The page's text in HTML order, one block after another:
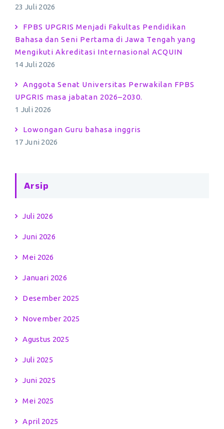
23 Juli 2026
FPBS UPGRIS Menjadi Fakultas Pendidikan
Bahasa dan Seni Pertama di Jawa Tengah yang
Mengikuti Akreditasi Internasional ACQUIN
14 Juli 2026
Anggota Senat Universitas Perwakilan FPBS
UPGRIS masa jabatan 2026–2030.
1 Juli 2026
Lowongan Guru bahasa inggris
17 Juni 2026
Arsip
Juli 2026
Juni 2026
Mei 2026
Januari 2026
Desember 2025
November 2025
Agustus 2025
Juli 2025
Juni 2025
Mei 2025
April 2025